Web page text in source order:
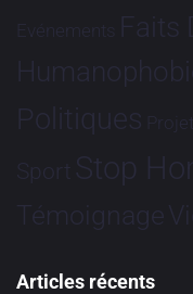
Evénements Faits
Politiques Projets
Sport Stop
Témoignage
Articles récents